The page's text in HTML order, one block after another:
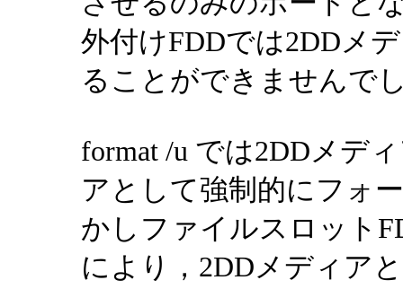
外付けFDDでは2DDメ
ることができませんで
format /u では2DDメデ
アとして強制的にフォ
かしファイルスロット
により，2DDメディア